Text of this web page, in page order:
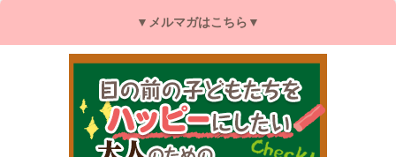
▼メルマガはこちら▼